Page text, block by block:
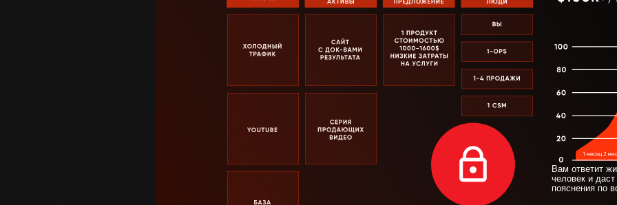
Вам ответит
человек и даст
пояснения по